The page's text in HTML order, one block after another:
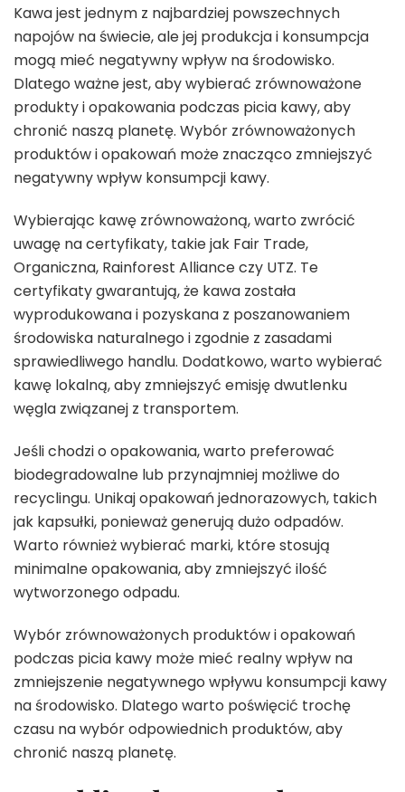
Kawa jest jednym z najbardziej powszechnych
napojów na świecie, ale jej produkcja i konsumpcja
mogą mieć negatywny wpływ na środowisko.
Dlatego ważne jest, aby wybierać zrównoważone
produkty i opakowania podczas picia kawy, aby
chronić naszą planetę. Wybór zrównoważonych
produktów i opakowań może znacząco zmniejszyć
negatywny wpływ konsumpcji kawy.
Wybierając kawę zrównoważoną, warto zwrócić
uwagę na certyfikaty, takie jak Fair Trade,
Organiczna, Rainforest Alliance czy UTZ. Te
certyfikaty gwarantują, że kawa została
wyprodukowana i pozyskana z poszanowaniem
środowiska naturalnego i zgodnie z zasadami
sprawiedliwego handlu. Dodatkowo, warto wybierać
kawę lokalną, aby zmniejszyć emisję dwutlenku
węgla związanej z transportem.
Jeśli chodzi o opakowania, warto preferować
biodegradowalne lub przynajmniej możliwe do
recyclingu. Unikaj opakowań jednorazowych, takich
jak kapsułki, ponieważ generują dużo odpadów.
Warto również wybierać marki, które stosują
minimalne opakowania, aby zmniejszyć ilość
wytworzonego odpadu.
Wybór zrównoważonych produktów i opakowań
podczas picia kawy może mieć realny wpływ na
zmniejszenie negatywnego wpływu konsumpcji kawy
na środowisko. Dlatego warto poświęcić trochę
czasu na wybór odpowiednich produktów, aby
chronić naszą planetę.